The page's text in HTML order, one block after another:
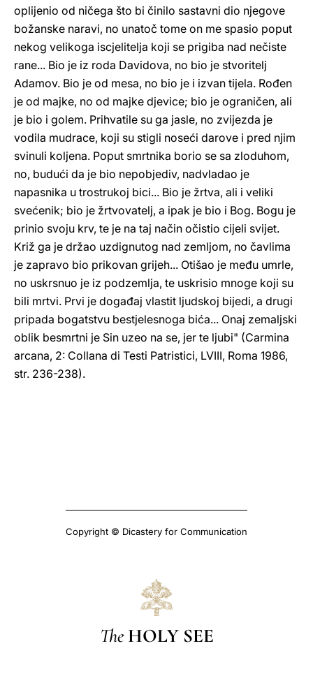
oplijenio od ničega što bi činilo sastavni dio njegove
božanske naravi, no unatoč tome on me spasio poput
nekog velikoga iscjelitelja koji se prigiba nad nečiste
rane... Bio je iz roda Davidova, no bio je stvoritelj
Adamov. Bio je od mesa, no bio je i izvan tijela. Rođen
je od majke, no od majke djevice; bio je ograničen, ali
je bio i golem. Prihvatile su ga jasle, no zvijezda je
vodila mudrace, koji su stigli noseći darove i pred njim
svinuli koljena. Poput smrtnika borio se sa zloduhom,
no, budući da je bio nepobjediv, nadvladao je
napasnika u trostrukoj bici... Bio je žrtva, ali i veliki
svećenik; bio je žrtvovatelj, a ipak je bio i Bog. Bogu je
prinio svoju krv, te je na taj način očistio cijeli svijet.
Križ ga je držao uzdignutog nad zemljom, no čavlima
je zapravo bio prikovan grijeh... Otišao je među umrle,
no uskrsnuo je iz podzemlja, te uskrisio mnoge koji su
bili mrtvi. Prvi je događaj vlastit ljudskoj bijedi, a drugi
pripada bogatstvu bestjelesnoga bića... Onaj zemaljski
oblik besmrtni je Sin uzeo na se, jer te ljubi" (Carmina
arcana, 2: Collana di Testi Patristici, LVIII, Roma 1986,
str. 236-238).
Copyright © Dicastery for Communication
The HOLY SEE